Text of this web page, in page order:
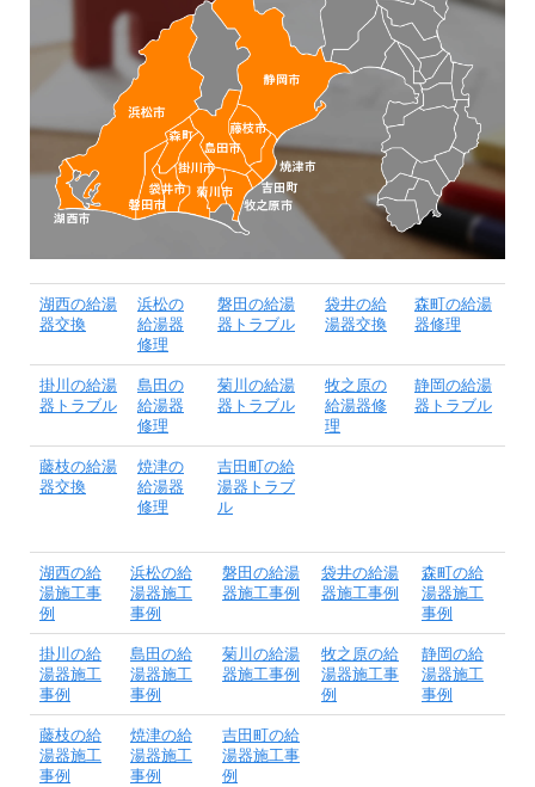
湖西の給湯
器交換
浜松の
給湯器
修理
磐田の給湯
器トラブル
袋井の給
湯器交換
森町の給湯
器修理
掛川の給湯
器トラブル
島田の
給湯器
修理
菊川の給湯
器トラブル
牧之原の
給湯器修
理
静岡の給湯
器トラブル
藤枝の給湯
器交換
焼津の
給湯器
修理
吉田町の給
湯器トラブ
ル
湖西の給
湯施工事
例
浜松の給
湯器施工
事例
磐田の給湯
器施工事例
袋井の給湯
器施工事例
森町の給
湯器施工
事例
掛川の給
湯器施工
事例
島田の給
湯器施工
事例
菊川の給湯
器施工事例
牧之原の給
湯器施工事
例
静岡の給
湯器施工
事例
藤枝の給
湯器施工
事例
焼津の給
湯器施工
事例
吉田町の給
湯器施工事
例